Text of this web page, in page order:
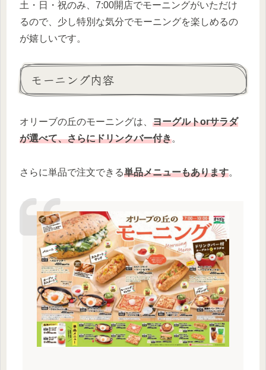
土・日・祝のみ、7:00開店でモーニングがいただけ
るので、少し特別な気分でモーニングを楽しめるの
が嬉しいです。
モーニング内容
オリーブの丘のモーニングは、 ヨーグルトorサラダ
が選べて、さらにドリンクバー付き。
さらに単品で注文できる単品メニューもあります。